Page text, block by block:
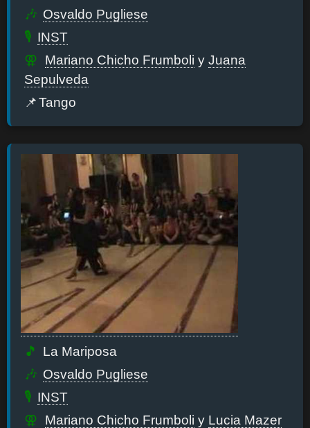
Osvaldo Pugliese
INST
Mariano Chicho Frumboli y Juana
Sepulveda
Tango
La Mariposa
Osvaldo Pugliese
INST
Mariano Chicho Frumboli y Lucia Mazer